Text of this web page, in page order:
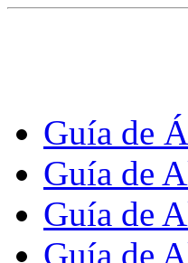
Guía de
Guía de
Guía de
Guía de